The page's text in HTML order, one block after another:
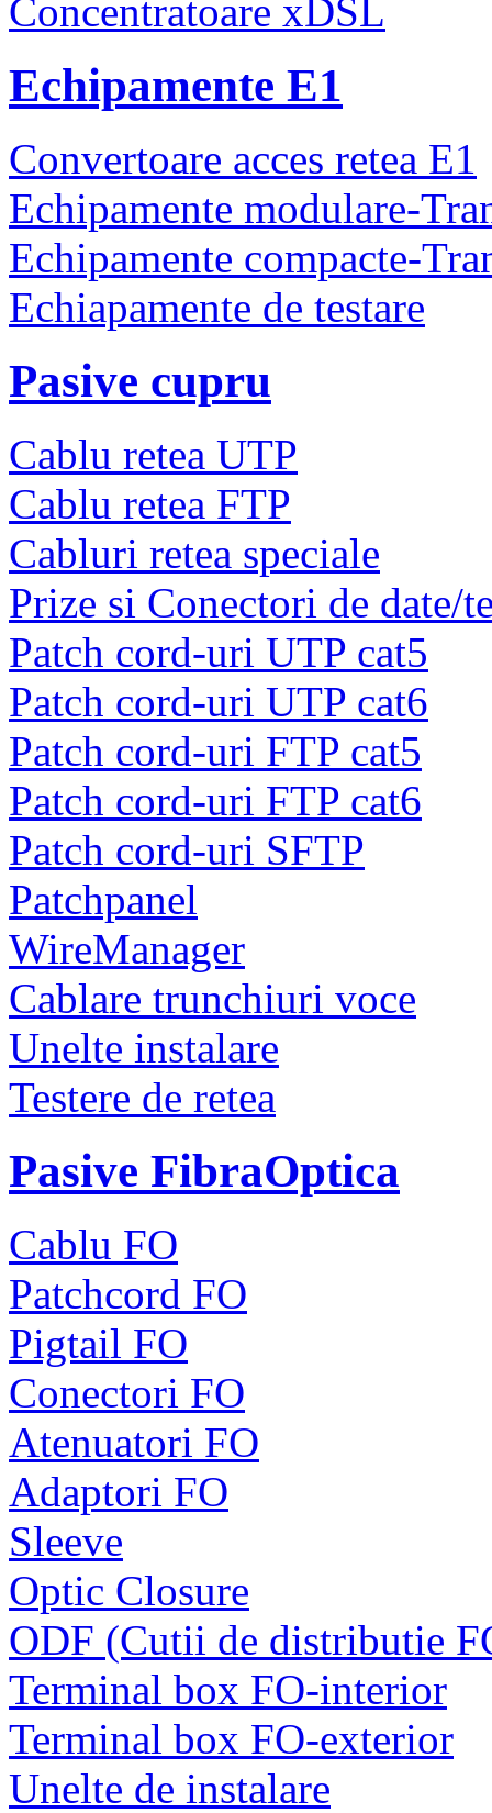
Concentratoare xDSL
Echipamente E1
Convertoare acces retea E1
Echipamente modulare-
Echipamente compacte-
Echiapamente de testare
Pasive cupru
Cablu retea UTP
Cablu retea FTP
Cabluri retea speciale
Prize si Conectori de date/
Patch cord-uri UTP cat5
Patch cord-uri UTP cat6
Patch cord-uri FTP cat5
Patch cord-uri FTP cat6
Patch cord-uri SFTP
Patchpanel
WireManager
Cablare trunchiuri voce
Unelte instalare
Testere de retea
Pasive FibraOptica
Cablu FO
Patchcord FO
Pigtail FO
Conectori FO
Atenuatori FO
Adaptori FO
Sleeve
Optic Closure
ODF (Cutii de distributie
Terminal box FO-interior
Terminal box FO-exterior
Unelte de instalare